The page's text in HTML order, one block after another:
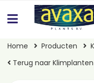
Home Producten
Terug naar Klimplanten